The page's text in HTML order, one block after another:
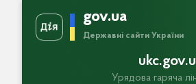
gov.ua
Державні сайти України
Урядова гаряча